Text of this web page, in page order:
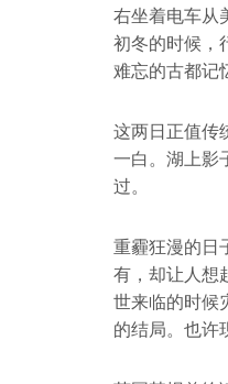
右坐着电车从
初冬的时候，
难忘的古都记
这两日正值传
一白。湖上影
过。
重霾狂漫的日
有，却让人想
世来临的时候
的结局。也许